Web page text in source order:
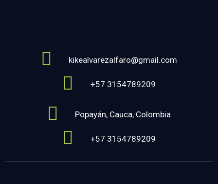
kikealvarezalfaro@gmail.com
+57 3154789209
Popayán, Cauca, Colombia
+57 3154789209